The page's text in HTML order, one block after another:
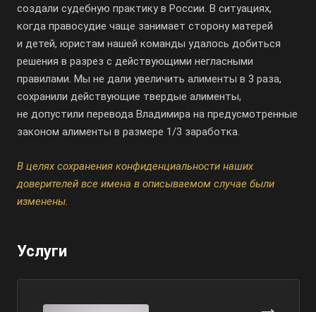
создали судебную практику в России. В ситуациях,
когда правосудие чаще занимает сторону матерей
и детей, юристам нашей команды удалось добиться
решения в разрез с действующими негласными
правилами. Мы не дали увеличить алименты в 3 раза,
сохранили действующие твердые алименты,
не допустили перевода Владимира на предусмотренные
законом алименты в размере 1/3 заработка.
В целях сохранения конфиденциальности наших
доверителей все имена в описываемом случае были
изменены.
Услуги